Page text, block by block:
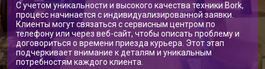
С учетом уникальности и высокого качества техники Bork,
процесс начинается с индивидуализированной заявки.
Клиенты могут связаться с сервисным центром по
телефону или через веб-сайт, чтобы описать проблему и
договориться о времени приезда курьера. Этот этап
подчеркивает внимание к деталям и уникальным
потребностям каждого клиента.